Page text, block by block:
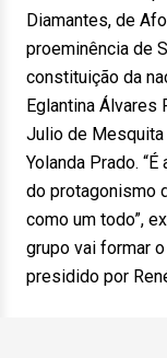
Diamantes, de
proeminência de
constituição da
Eglantina Álvares
Julio de Mesquita
Yolanda Prado.
do protagonismo
como um todo”,
grupo vai formar
presidido por